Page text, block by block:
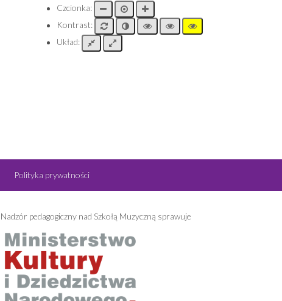
Czcionka:
Kontrast:
Układ:
Polityka prywatności
Nadzór pedagogiczny nad Szkołą Muzyczną sprawuje